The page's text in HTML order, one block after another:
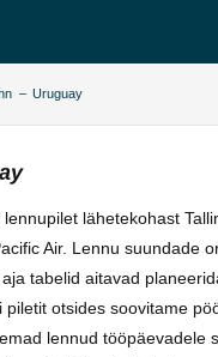
– Uruguay
lähetekohast
Air. Lennu suundade
tabelid aitavad
otsides soovitame
lennud